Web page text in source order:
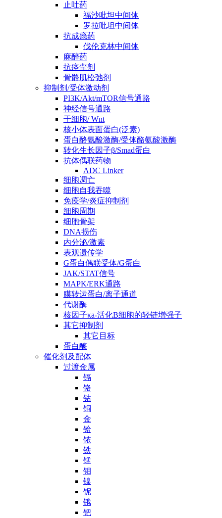
止吐药
福沙吡坦中间体
罗拉吡坦中间体
抗成瘾药
伐伦克林中间体
麻醉药
抗痉挛剂
骨骼肌松弛剂
抑制剂/受体激动剂
PI3K/Akt/mTOR信号通路
神经信号通路
干细胞/ Wnt
核小体表面蛋白(泛素)
蛋白酪氨酸激酶/受体酪氨酸激酶
转化生长因子β/Smad蛋白
抗体偶联药物
ADC Linker
细胞凋亡
细胞自我吞噬
免疫学/炎症抑制剂
细胞周期
细胞骨架
DNA损伤
内分泌/激素
表观遗传学
G蛋白偶联受体/G蛋白
JAK/STAT信号
MAPK/ERK通路
膜转运蛋白/离子通道
代谢酶
核因子κa-活化B细胞的轻链增强子
其它抑制剂
其它目标
蛋白酶
催化剂及配体
过渡金属
镉
铬
钴
铜
金
铪
铱
铁
锰
钼
镍
铌
锇
钯